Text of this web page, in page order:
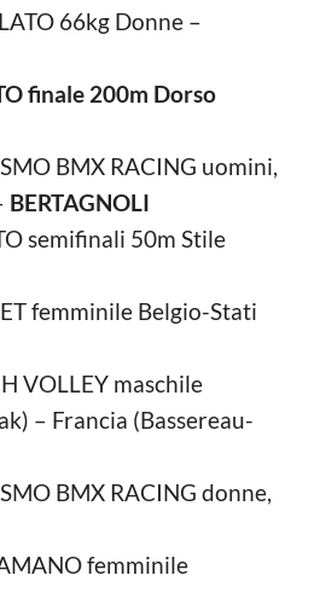
66kg Donne –
finale 200m Dorso
BMX RACING uomini,
BERTAGNOLI
semifinali 50m Stile
femminile Belgio-Stati
VOLLEY maschile
– Francia (Bassereau-
BMX RACING donne,
femminile